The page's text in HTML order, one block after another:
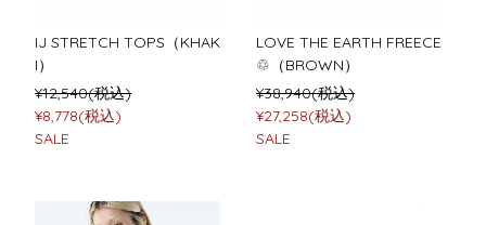
IJ STRETCH TOPS（KHAK
I）
¥12,540(税込)
¥8,778(税込)
SALE
LOVE THE EARTH FREECE
♲（BROWN）
¥38,940(税込)
¥27,258(税込)
SALE